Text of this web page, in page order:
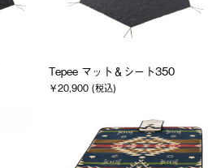
Tepee マット＆シート350
￥20,900 (税込)